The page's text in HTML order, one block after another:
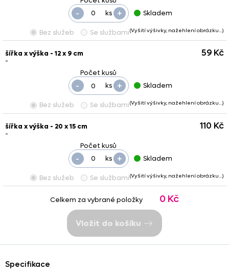
ks +
- Skladem
Bez služeb Se službami(Vyšití výšivky, nažehlení obrázku…)
šířka x výška - 12 x 9 cm
-
ks +
-
59 Kč
Skladem
Bez služeb Se službami(Vyšití výšivky, nažehlení obrázku…)
šířka x výška - 20 x 15 cm
-
ks +
-
110 Kč
Skladem
Bez služeb Se službami(Vyšití výšivky, nažehlení obrázku…)
Celkem za vybrané položky 0 Kč
Vložit do košíku
Specifikace